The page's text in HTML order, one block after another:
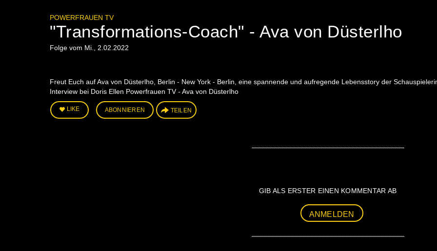
POWERFRAUEN TV
"Transformations-Coach" - Ava von Düsterlho
Folge vom Mi., 2.02.2022
Freut Euch auf Ava von Düsterlho, Berlin - New York - Berlin, eine spannende und aufregende Lebensstory der
Interview bei Doris Ellen Powerfrauen TV - Ava von Düsterlho
LIKE ABONNIEREN TEILEN
GIB ALS ERSTER EINEN KOMMENTAR AB
ANMELDEN